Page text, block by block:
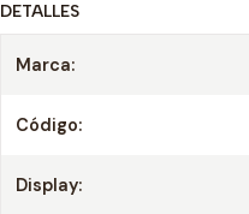
DETALLES
Marca:
Código:
Display: